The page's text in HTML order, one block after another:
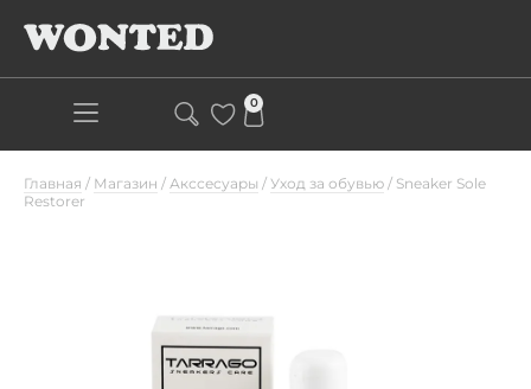
0
Главная / Магазин / Акссесуары / Уход за обувью / Sneaker Sole
Restorer